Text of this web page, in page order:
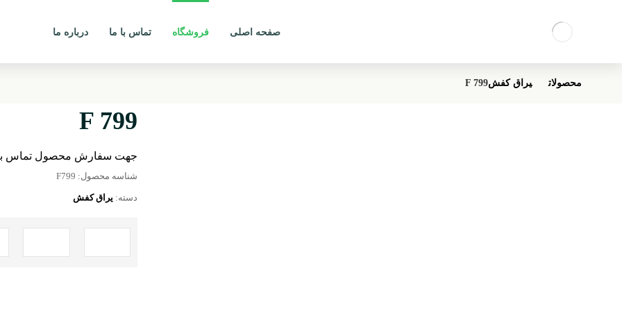
صفحه اصلی فروشگاه تماس با ما درباره ما
محصولات یراق کفشF 799
F 799
جهت سفارش محصول تماس
شناسه محصول: F799
دسته: یراق کفش